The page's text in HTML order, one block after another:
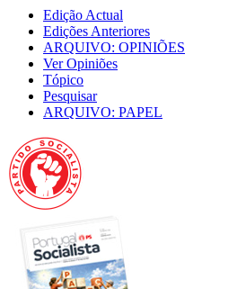
Edição Actual
Edições Anteriores
ARQUIVO: OPINIÕES
Ver Opiniões
Tópico
Pesquisar
ARQUIVO: PAPEL